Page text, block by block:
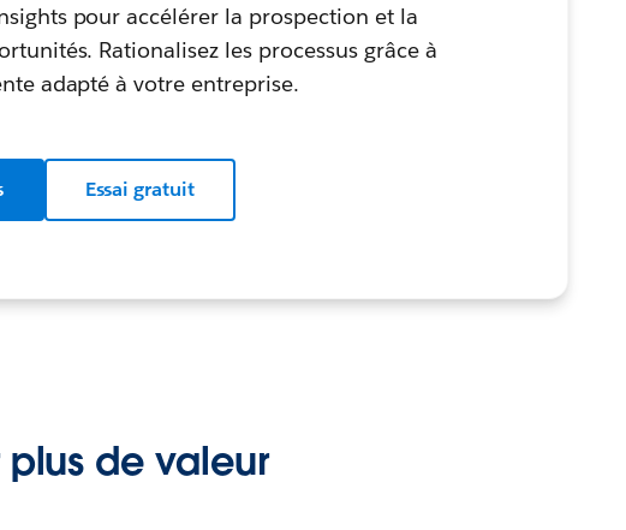
pour accélérer la prospection et la
Rationalisez les processus grâce à
adapté à votre entreprise.
Essai gratuit
de valeur